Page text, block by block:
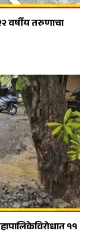
वर्षीय तरुणाचा
११